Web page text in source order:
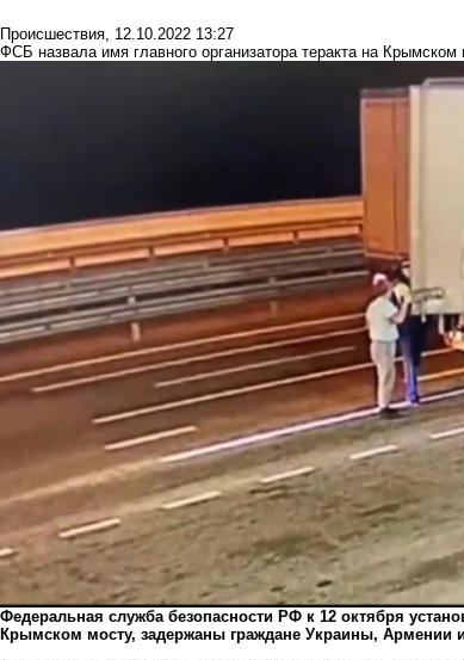
Происшествия, 12.10.2022 13:27
ФСБ назвала имя главного организатора теракта на Крымском
Федеральная служба безопасности РФ к 12 октября
Крымском мосту, задержаны граждане Украины, Армении